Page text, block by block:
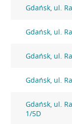
Gdańsk, ul.
Gdańsk, ul.
Gdańsk, ul.
Gdańsk, ul.
Gdańsk, ul.
1/5D